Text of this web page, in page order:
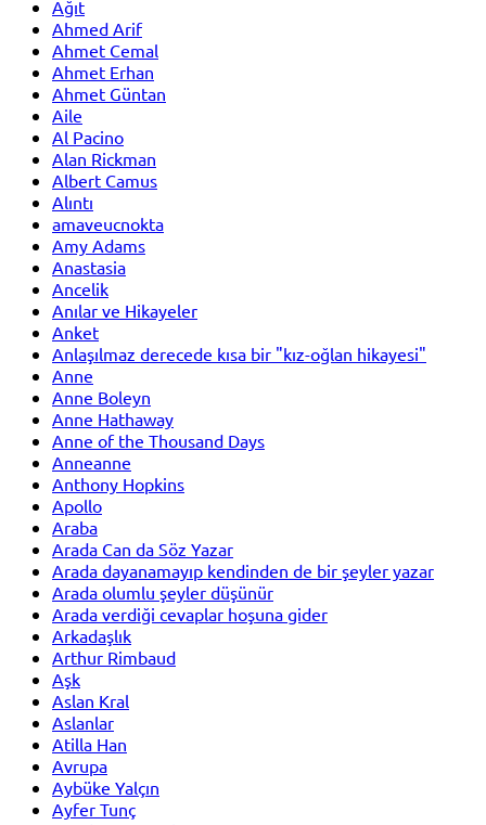
Ağıt
Ahmed Arif
Ahmet Cemal
Ahmet Erhan
Ahmet Güntan
Aile
Al Pacino
Alan Rickman
Albert Camus
Alıntı
amaveucnokta
Amy Adams
Anastasia
Ancelik
Anılar ve Hikayeler
Anket
Anlaşılmaz derecede kısa bir "kız-oğlan hikayesi"
Anne
Anne Boleyn
Anne Hathaway
Anne of the Thousand Days
Anneanne
Anthony Hopkins
Apollo
Araba
Arada Can da Söz Yazar
Arada dayanamayıp kendinden de bir şeyler yazar
Arada olumlu şeyler düşünür
Arada verdiği cevaplar hoşuna gider
Arkadaşlık
Arthur Rimbaud
Aşk
Aslan Kral
Aslanlar
Atilla Han
Avrupa
Aybüke Yalçın
Ayfer Tunç